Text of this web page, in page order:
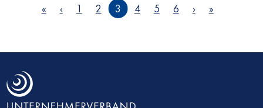
«« First‹‹‹ 1 2 3 4 5 6 ››› »Last »